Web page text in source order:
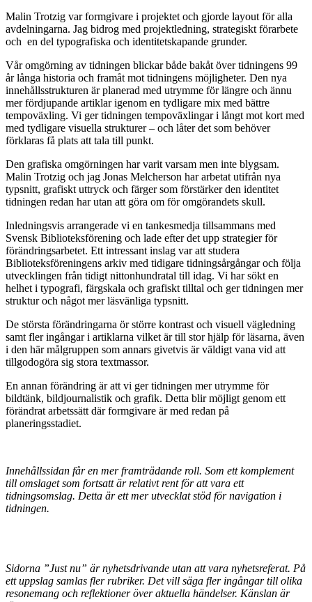
Malin Trotzig var formgivare i projektet och gjorde layout för alla
avdelningarna. Jag bidrog med projektledning, strategiskt förarbete
och en del typografiska och identitetskapande grunder.
Vår omgörning av tidningen blickar både bakåt över tidningens 99
år långa historia och framåt mot tidningens möjligheter. Den nya
innehållsstrukturen är planerad med utrymme för längre och ännu
mer fördjupande artiklar igenom en tydligare mix med bättre
tempoväxling. Vi ger tidningen tempoväxlingar i långt mot kort med
med tydligare visuella strukturer – och låter det som behöver
förklaras få plats att tala till punkt.
Den grafiska omgörningen har varit varsam men inte blygsam.
Malin Trotzig och jag Jonas Melcherson har arbetat utifrån nya
typsnitt, grafiskt uttryck och färger som förstärker den identitet
tidningen redan har utan att göra om för omgörandets skull.
Inledningsvis arrangerade vi en tankesmedja tillsammans med
Svensk Biblioteksförening och lade efter det upp strategier för
förändringsarbetet. Ett intressant inslag var att studera
Biblioteksföreningens arkiv med tidigare tidningsårgångar och följa
utvecklingen från tidigt nittonhundratal till idag. Vi har sökt en
helhet i typografi, färgskala och grafiskt tilltal och ger tidningen mer
struktur och något mer läsvänliga typsnitt.
De största förändringarna ör större kontrast och visuell vägledning
samt fler ingångar i artiklarna vilket är till stor hjälp för läsarna, även
i den här målgruppen som annars givetvis är väldigt vana vid att
tillgodogöra sig stora textmassor.
En annan förändring är att vi ger tidningen mer utrymme för
bildtänk, bildjournalistik och grafik. Detta blir möjligt genom ett
förändrat arbetssätt där formgivare är med redan på
planeringsstadiet.
Innehållssidan får en mer framträdande roll. Som ett komplement
till omslaget som fortsatt är relativt rent för att vara ett
tidningsomslag. Detta är ett mer utvecklat stöd för navigation i
tidningen.
Sidorna ”Just nu” är nyhetsdrivande utan att vara nyhetsreferat. På
ett uppslag samlas fler rubriker. Det vill säga fler ingångar till olika
resonemang och reflektioner över aktuella händelser. Känslan är